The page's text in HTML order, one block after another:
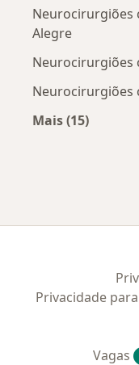
Neurocirurgiões
Alegre
Neurocirurgiões
Neurocirurgiões
Mais (15)
Privacidade
Vagas